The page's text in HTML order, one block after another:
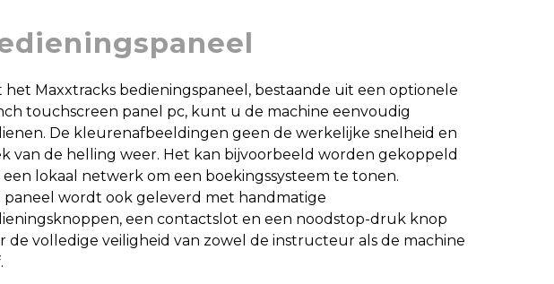
het Maxxtracks bedieningspaneel, bestaande uit een optionele
touchscreen panel pc, kunt u de machine eenvoudig
De kleurenafbeeldingen geen de werkelijke snelheid en
van de helling weer. Het kan bijvoorbeeld worden gekoppeld
een lokaal netwerk om een boekingssysteem te tonen.
paneel wordt ook geleverd met handmatige
een contactslot en een noodstop-druk knop
de volledige veiligheid van zowel de instructeur als de machine